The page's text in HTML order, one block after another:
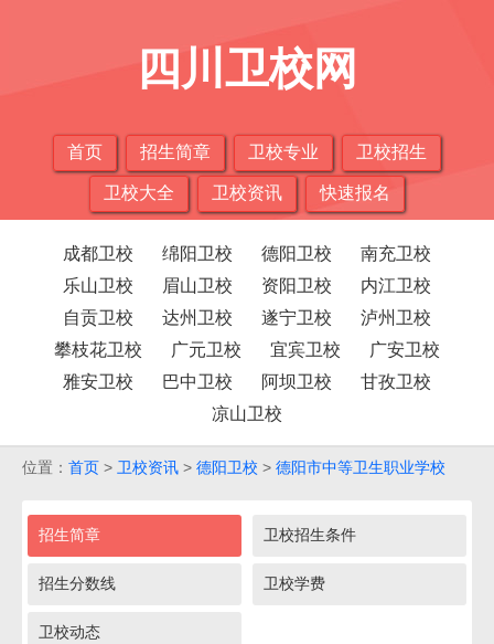
四川卫校网
首页 招生简章 卫校专业 卫校招生
卫校大全 卫校资讯 快速报名
成都卫校 绵阳卫校 德阳卫校
南充卫校
乐山卫校
眉山卫校 资阳卫校
内江卫校
自贡卫校
达州卫校 遂宁卫校
泸州卫校
攀枝花卫校
广元卫校 宜宾卫校
广安卫校
雅安卫校
巴中卫校 阿坝卫校
甘孜卫校
凉山卫校
位置： 首页 > 卫校资讯 > 德阳卫校 > 德阳市中等卫生职业学校
招生简章 卫校招生条件
招生分数线 卫校学费
卫校动态